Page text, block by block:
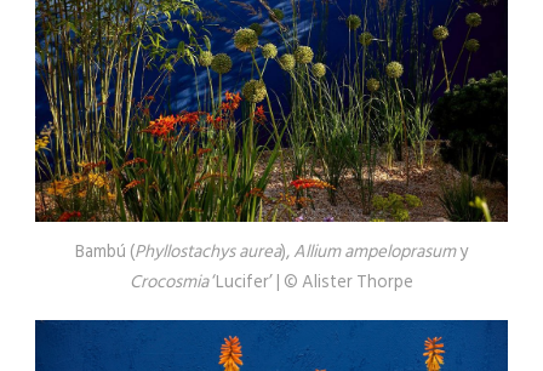
Bambú (Phyllostachys aurea),Allium ampeloprasumy
Crocosmia‘Lucifer’ | © Alister Thorpe